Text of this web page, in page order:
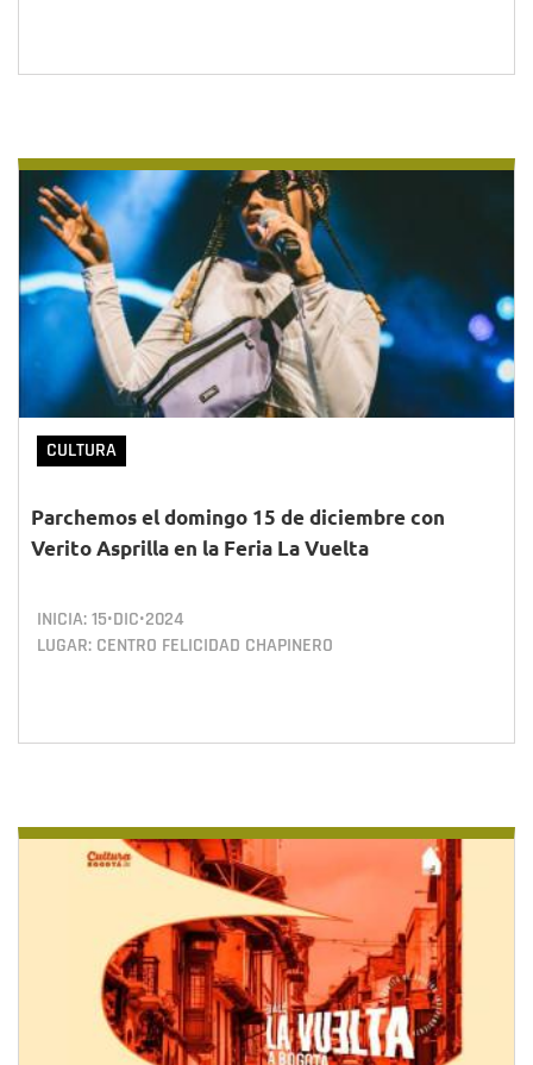
CULTURA
Parchemos el domingo 15 de diciembre con
Verito Asprilla en la Feria La Vuelta
INICIA:15•DIC•2024
LUGAR: CENTRO FELICIDAD CHAPINERO